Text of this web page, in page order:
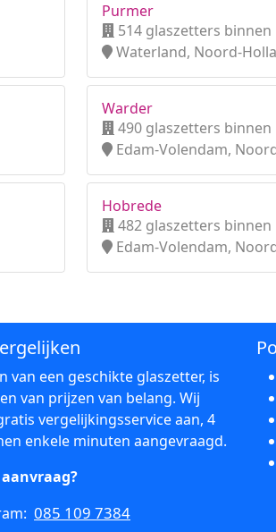
Purmer
514 glaszetters binnen
Waterland, Noord-
Warder
490 glaszetters binnen
Edam-Volendam,
Hobrede
482 glaszetters binnen
Edam-Volendam,
van een geschikte glaszetter, is
van prijzen van belang. Wij
vergelijkingsservice aan, 4
enkele minuten aangevraagd.
085 109 7384